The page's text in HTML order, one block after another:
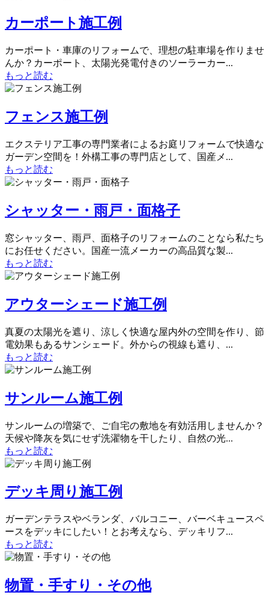
カーポート施工例
カーポート・車庫のリフォームで、理想の駐車場を作りませ
んか？カーポート、太陽光発電付きのソーラーカー...
もっと読む
フェンス施工例
エクステリア工事の専門業者によるお庭リフォームで快適な
ガーデン空間を！外構工事の専門店として、国産メ...
もっと読む
シャッター・雨戸・面格子
窓シャッター、雨戸、面格子のリフォームのことなら私たち
にお任せください。国産一流メーカーの高品質な製...
もっと読む
アウターシェード施工例
真夏の太陽光を遮り、涼しく快適な屋内外の空間を作り、節
電効果もあるサンシェード。外からの視線も遮り、...
もっと読む
サンルーム施工例
サンルームの増築で、ご自宅の敷地を有効活用しませんか？
天候や降灰を気にせず洗濯物を干したり、自然の光...
もっと読む
デッキ周り施工例
ガーデンテラスやベランダ、バルコニー、バーベキュースペ
ースをデッキにしたい！とお考えなら、デッキリフ...
もっと読む
物置・手すり・その他